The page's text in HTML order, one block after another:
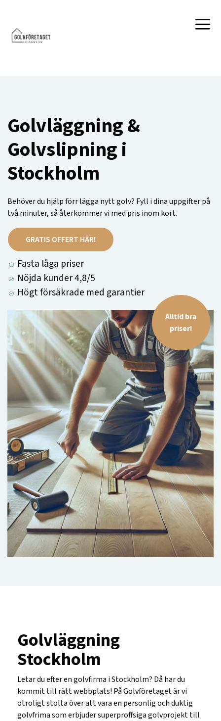
Golvläggning &
Golvslipning i
Stockholm
Behöver du hjälp förr lägga nytt golv? Fyll i dina uppgifter på
två minuter, så återkommer vi med pris inom kort.
GRATIS OFFERT HÄR!
Fasta låga priser
Nöjda kunder 4,8/5
Högt försäkrade med garantier
Alltid bra
priser!
Golvläggning
Stockholm
Letar du efter en golvfirma i Stockholm? Då har du
kommit till rätt webbplats! På Golvföretaget är vi
otroligt stolta över att vara en personlig och duktig
golvfrima som erbjuder superproffsiga golvprojekt till